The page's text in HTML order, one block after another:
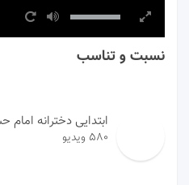
نسبت و تناسب
ابتدایی دخترانه
580 ویدیو